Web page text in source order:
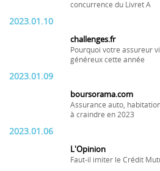
concurrence du Livret A
2023.01.10
challenges.fr
Pourquoi votre assureur
généreux cette année
2023.01.09
boursorama.com
Assurance auto,
à craindre en 2023
2023.01.06
L'Opinion
Faut-il imiter le Crédit